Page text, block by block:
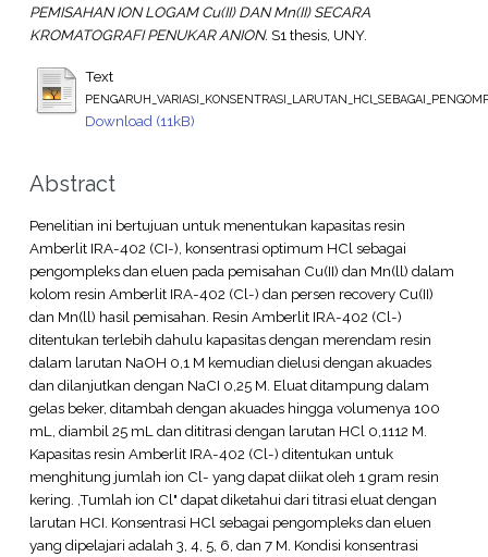
PEMISAHAN ION LOGAM Cu(II) DAN Mn(II) SECARA
KROMATOGRAFI PENUKAR ANION. S1 thesis, UNY.
Text
Download (11kB)
Abstract
Penelitian ini bertujuan untuk menentukan kapasitas resin
Amberlit IRA-402 (CI-), konsentrasi optimum HCl sebagai
pengompleks dan eluen pada pemisahan Cu(II) dan Mn(ll) dalam
kolom resin Amberlit IRA-402 (Cl-) dan persen recovery Cu(II)
dan Mn(ll) hasil pemisahan. Resin Amberlit IRA-402 (Cl-)
ditentukan terlebih dahulu kapasitas dengan merendam resin
dalam larutan NaOH 0,1 M kemudian dielusi dengan akuades
dan dilanjutkan dengan NaCI 0,25 M. Eluat ditampung dalam
gelas beker, ditambah dengan akuades hingga volumenya 100
mL, diambil 25 mL dan dititrasi dengan larutan HCl 0,1112 M.
Kapasitas resin Amberlit IRA-402 (Cl-) ditentukan untuk
menghitung jumlah ion Cl- yang dapat diikat oleh 1 gram resin
kering. ,Tumlah ion Cl" dapat diketahui dari titrasi eluat dengan
larutan HCI. Konsentrasi HCl sebagai pengompleks dan eluen
yang dipelajari adalah 3, 4, 5, 6, dan 7 M. Kondisi konsentrasi